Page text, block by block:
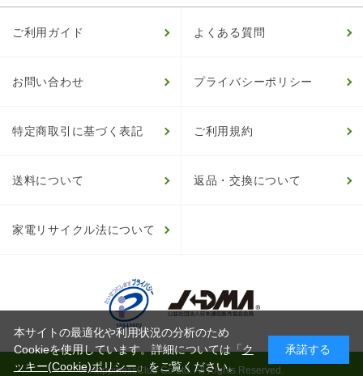
ご利用ガイド よくある質問
お問い合わせ プライバシーポリシー
特定商取引に基づく表記 ご利用規約
送料について 返品・交換について
家電リサイクル法について
© HappinessClub Co.Ltd. All Rights Reserved.
本サイトの最適化や利用状況の分析のため
Cookieを使用しています。詳細については「ク
ッキー(Cookie)ポリシー」をご覧ください。
承諾する